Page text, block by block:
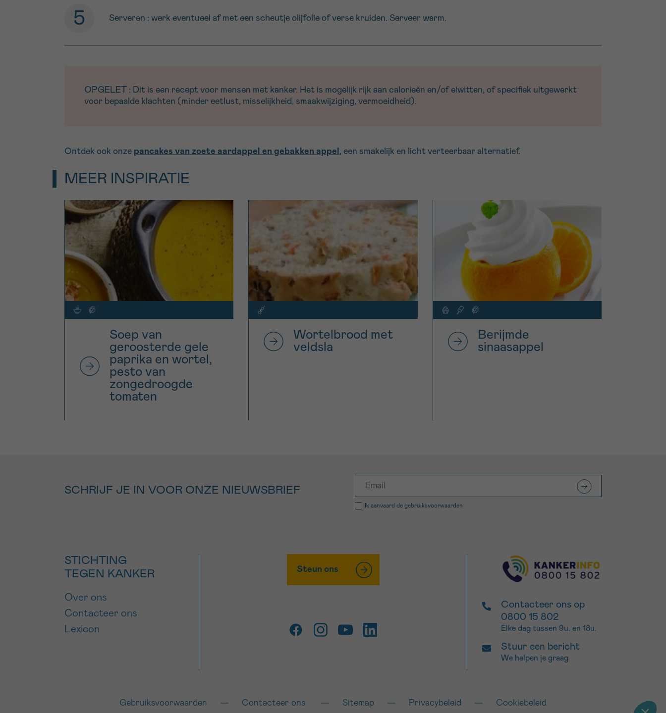
Serveren : werk eventueel af met een scheutje olijfolie of verse kruiden. Serveer warm.
OPGELET : Dit is een recept voor mensen met kanker. Het is mogelijk rijk aan calorieën en/of eiwitten, of specifiek uitgewerkt
voor bepaalde klachten (minder eetlust, misselijkheid, smaakwijziging, vermoeidheid).
Ontdek ook onze pancakes van zoete aardappel en gebakken appel , een smakelijk en licht verteerbaar alternatief.
MEER INSPIRATIE
Soep van
geroosterde gele
paprika en wortel,
pesto van
zongedroogde
tomaten
Wortelbrood met
veldsla
Berijmde
sinaasappel
SCHRIJF JE IN VOOR ONZE NIEUWSBRIEF
Ik aanvaard de gebruiksvoorwaarden
STICHTING
TEGEN KANKER
Over ons
Contacteer ons
Lexicon
Steun ons
Contacteer ons op
0800 15 802
Elke dag tussen 9u. en 18u.
Stuur een bericht
We helpen je graag
Gebruiksvoorwaarden Contacteer ons Sitemap Privacybeleid Cookiebeleid